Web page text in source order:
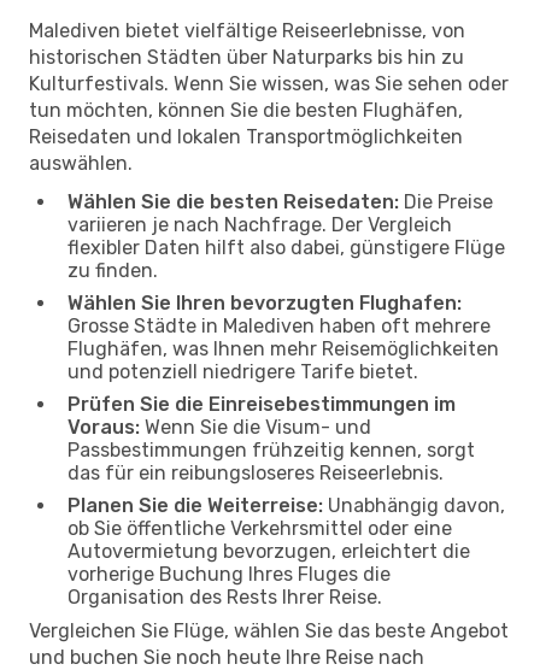
Malediven bietet vielfältige Reiseerlebnisse, von
historischen Städten über Naturparks bis hin zu
Kulturfestivals. Wenn Sie wissen, was Sie sehen oder
tun möchten, können Sie die besten Flughäfen,
Reisedaten und lokalen Transportmöglichkeiten
auswählen.
Wählen Sie die besten Reisedaten: Die Preise
variieren je nach Nachfrage. Der Vergleich
flexibler Daten hilft also dabei, günstigere Flüge
zu finden.
Wählen Sie Ihren bevorzugten Flughafen:
Grosse Städte in Malediven haben oft mehrere
Flughäfen, was Ihnen mehr Reisemöglichkeiten
und potenziell niedrigere Tarife bietet.
Prüfen Sie die Einreisebestimmungen im
Voraus: Wenn Sie die Visum- und
Passbestimmungen frühzeitig kennen, sorgt
das für ein reibungsloseres Reiseerlebnis.
Planen Sie die Weiterreise: Unabhängig davon,
ob Sie öffentliche Verkehrsmittel oder eine
Autovermietung bevorzugen, erleichtert die
vorherige Buchung Ihres Fluges die
Organisation des Rests Ihrer Reise.
Vergleichen Sie Flüge, wählen Sie das beste Angebot
und buchen Sie noch heute Ihre Reise nach